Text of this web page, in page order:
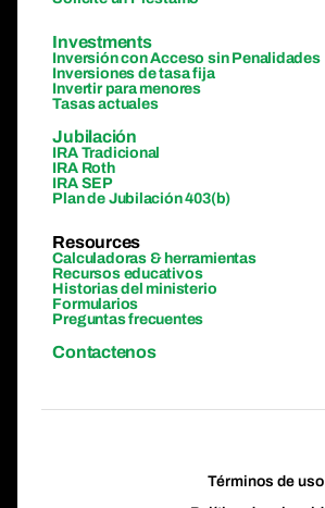
Investments
Inversión con Acceso sin Penalidades
Inversiones de tasa fija
Invertir para menores
Tasas actuales
Jubilación
IRA Tradicional
IRA Roth
IRA SEP
Plan de Jubilación 403(b)
Resources
Calculadoras & herramientas
Recursos educativos
Historias del ministerio
Formularios
Preguntas frecuentes
Contactenos
Términos de uso